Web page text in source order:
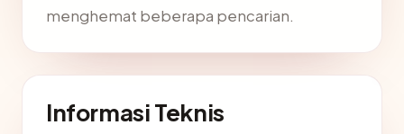
menghemat beberapa pencarian.
Informasi Teknis